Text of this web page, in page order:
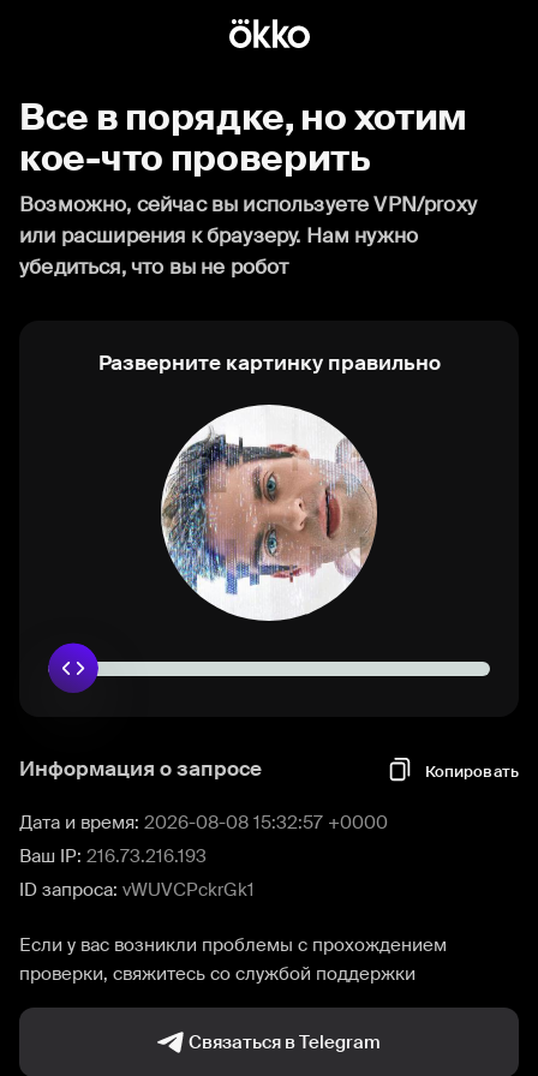
Все в порядке, но хотим
кое-что проверить
Возможно, сейчас вы используете VPN/proxy
или расширения к браузеру. Нам нужно
убедиться, что вы не робот
Разверните картинку правильно
Информация о запросе Копировать
Дата и время: 2026-08-08 15:32:57 +0000
Ваш IP: 216.73.216.193
ID запроса: vWUVCPckrGk1
Если у вас возникли проблемы с прохождением
проверки, свяжитесь со службой поддержки
Связаться в Telegram